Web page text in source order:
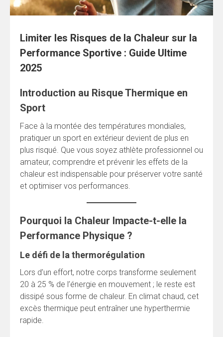
Limiter les Risques de la Chaleur sur la
Performance Sportive : Guide Ultime
2025
Introduction au Risque Thermique en
Sport
Face à la montée des températures mondiales,
pratiquer un sport en extérieur devient de plus en
plus risqué. Que vous soyez athlète professionnel ou
amateur, comprendre et prévenir les effets de la
chaleur est indispensable pour préserver votre santé
et optimiser vos performances.
Pourquoi la Chaleur Impacte-t-elle la
Performance Physique ?
Le défi de la thermorégulation
Lors d’un effort, notre corps transforme seulement
20 à 25 % de l’énergie en mouvement ; le reste est
dissipé sous forme de chaleur. En climat chaud, cet
excès thermique peut entraîner une hyperthermie
rapide.